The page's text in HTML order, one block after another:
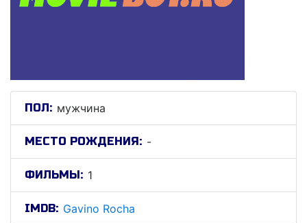
ПОЛ: мужчина
МЕСТО РОЖДЕНИЯ: -
ФИЛЬМЫ: 1
IMDB: Gavino Rocha